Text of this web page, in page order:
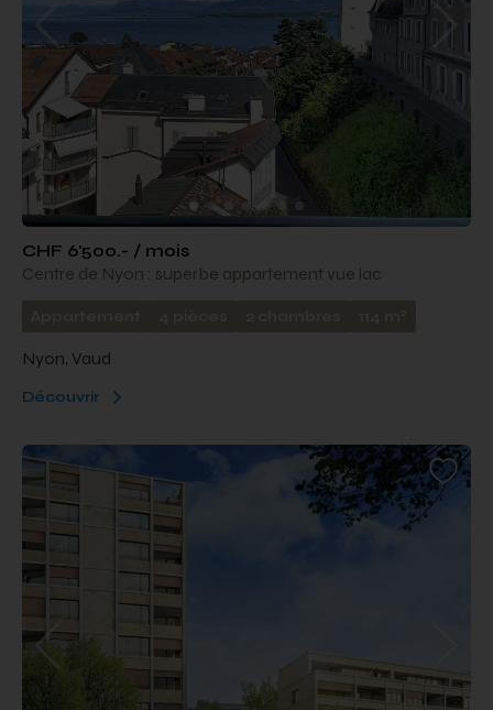
CHF 6'500.- / mois
Centre de Nyon : superbe appartement vue lac
Nyon, Vaud
Découvrir